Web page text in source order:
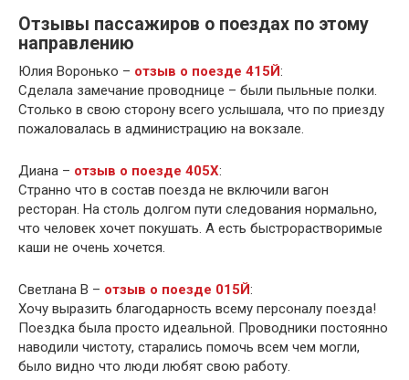
Отзывы пассажиров о поездах по этому
направлению
Юлия Воронько – отзыв о поезде 415Й:
Сделала замечание проводнице – были пыльные полки.
Столько в свою сторону всего услышала, что по приезду
пожаловалась в администрацию на вокзале.
Диана – отзыв о поезде 405Х:
Странно что в состав поезда не включили вагон
ресторан. На столь долгом пути следования нормально,
что человек хочет покушать. А есть быстрорастворимые
каши не очень хочется.
Светлана В – отзыв о поезде 015Й:
Хочу выразить благодарность всему персоналу поезда!
Поездка была просто идеальной. Проводники постоянно
наводили чистоту, старались помочь всем чем могли,
было видно что люди любят свою работу.